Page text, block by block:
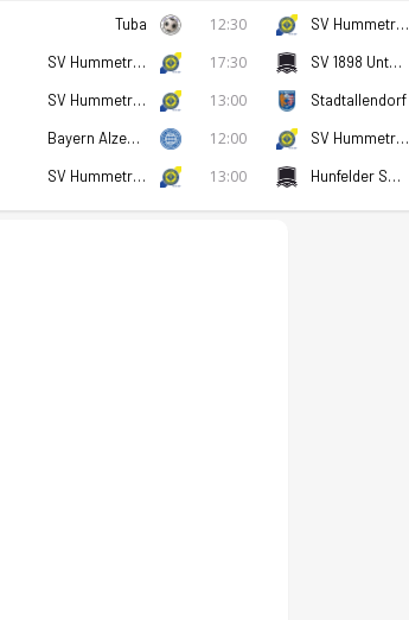
Tuba 12:30 SV Hummetroth
SV Hummetroth 17:30 SV 1898 Unter Flockenbach
SV Hummetroth 13:00 Stadtallendorf
Bayern Alzenau 12:00 SV Hummetroth
SV Hummetroth 13:00 Hunfelder SV 1919